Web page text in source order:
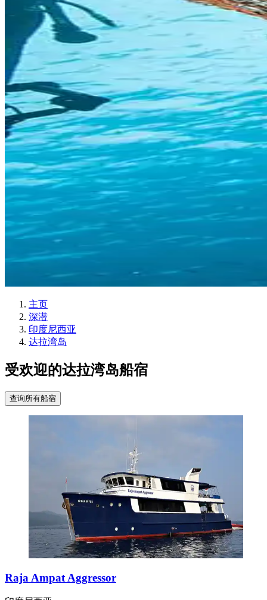
主页
深潜
印度尼西亚
达拉湾岛
受欢迎的达拉湾岛船宿
查询所有船宿
Raja Ampat Aggressor